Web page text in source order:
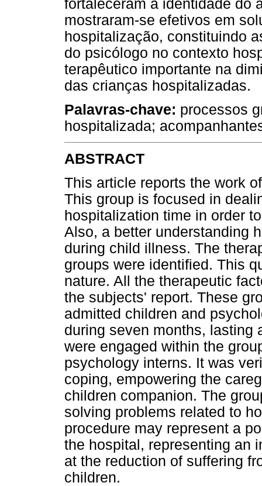
fortaleceram a identidade do
mostraram-se efetivos em
hospitalização, constituindo
do psicólogo no contexto
terapêutico importante na
das crianças hospitalizadas.
Palavras-chave: processos
hospitalizada;
ABSTRACT
This article reports the work
This group is focused in
hospitalization time in order
Also, a better understanding
during child illness. The
groups were identified. This
nature. All the therapeutic
the subjects' report. These
admitted children and
during seven months, lasting
were engaged within the
psychology interns. It was
coping, empowering the
children companion. The
solving problems related to
procedure may represent a
the hospital, representing an
at the reduction of suffering
children.